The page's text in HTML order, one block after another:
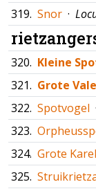
319. Snor ·
320. Kleine
321. Grote
322. Spotvogel ·
323.
324. Grote
325.